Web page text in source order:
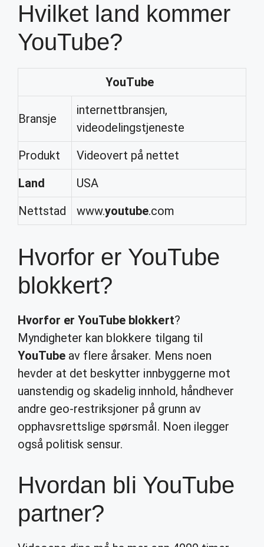
Hvilket land kommer
YouTube?
YouTube
Bransje
internettbransjen,
videodelingstjeneste
Produkt
Videovert på nettet
Land
USA
Nettstad
www.youtube.com
Hvorfor er YouTube
blokkert?
Hvorfor er YouTube blokkert?
Myndigheter kan blokkere tilgang til
YouTube av flere årsaker. Mens noen
hevder at det beskytter innbyggerne mot
uanstendig og skadelig innhold, håndhever
andre geo-restriksjoner på grunn av
opphavsrettslige spørsmål. Noen ilegger
også politisk sensur.
Hvordan bli YouTube
partner?